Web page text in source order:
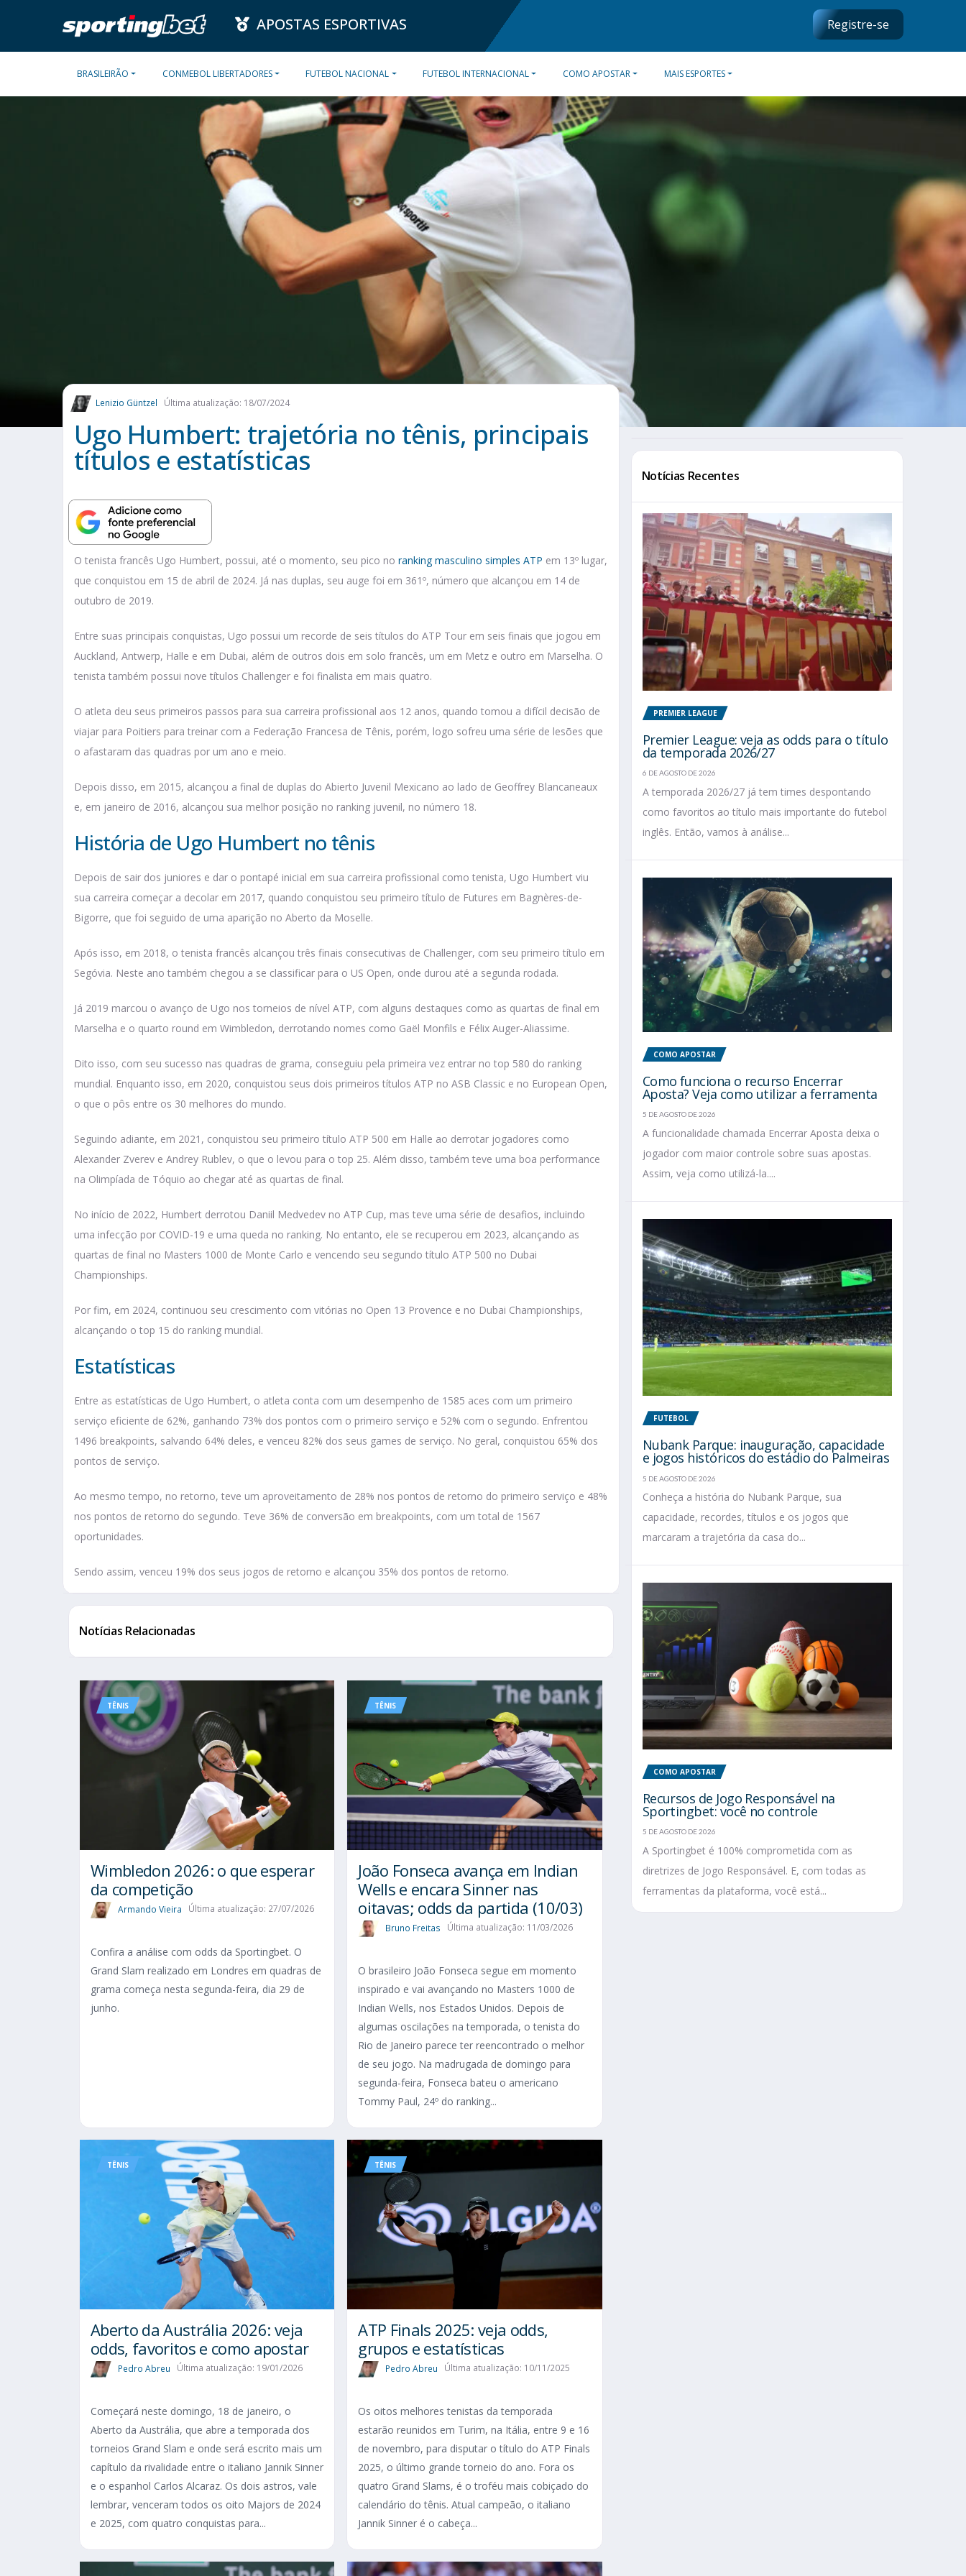
APOSTAS ESPORTIVAS Registre-se
BRASILEIRÃO CONMEBOL LIBERTADORES FUTEBOL NACIONAL FUTEBOL INTERNACIONAL COMO APOSTAR MAIS ESPORTES
Lenizio Güntzel Última atualização: 18/07/2024
Ugo Humbert: trajetória no tênis, principais
títulos e estatísticas
O tenista francês Ugo Humbert, possui, até o momento, seu pico no ranking masculino simples ATP em 13º lugar,
que conquistou em 15 de abril de 2024. Já nas duplas, seu auge foi em 361º, número que alcançou em 14 de
outubro de 2019.
Entre suas principais conquistas, Ugo possui um recorde de seis títulos do ATP Tour em seis finais que jogou em
Auckland, Antwerp, Halle e em Dubai, além de outros dois em solo francês, um em Metz e outro em Marselha. O
tenista também possui nove títulos Challenger e foi finalista em mais quatro.
O atleta deu seus primeiros passos para sua carreira profissional aos 12 anos, quando tomou a difícil decisão de
viajar para Poitiers para treinar com a Federação Francesa de Tênis, porém, logo sofreu uma série de lesões que
o afastaram das quadras por um ano e meio.
Depois disso, em 2015, alcançou a final de duplas do Abierto Juvenil Mexicano ao lado de Geoffrey Blancaneaux
e, em janeiro de 2016, alcançou sua melhor posição no ranking juvenil, no número 18.
História de Ugo Humbert no tênis
Depois de sair dos juniores e dar o pontapé inicial em sua carreira profissional como tenista, Ugo Humbert viu
sua carreira começar a decolar em 2017, quando conquistou seu primeiro título de Futures em Bagnères-de-
Bigorre, que foi seguido de uma aparição no Aberto da Moselle.
Após isso, em 2018, o tenista francês alcançou três finais consecutivas de Challenger, com seu primeiro título em
Segóvia. Neste ano também chegou a se classificar para o US Open, onde durou até a segunda rodada.
Já 2019 marcou o avanço de Ugo nos torneios de nível ATP, com alguns destaques como as quartas de final em
Marselha e o quarto round em Wimbledon, derrotando nomes como Gaël Monfils e Félix Auger-Aliassime.
Dito isso, com seu sucesso nas quadras de grama, conseguiu pela primeira vez entrar no top 580 do ranking
mundial. Enquanto isso, em 2020, conquistou seus dois primeiros títulos ATP no ASB Classic e no European Open,
o que o pôs entre os 30 melhores do mundo.
Seguindo adiante, em 2021, conquistou seu primeiro título ATP 500 em Halle ao derrotar jogadores como
Alexander Zverev e Andrey Rublev, o que o levou para o top 25. Além disso, também teve uma boa performance
na Olimpíada de Tóquio ao chegar até as quartas de final.
No início de 2022, Humbert derrotou Daniil Medvedev no ATP Cup, mas teve uma série de desafios, incluindo
uma infecção por COVID-19 e uma queda no ranking. No entanto, ele se recuperou em 2023, alcançando as
quartas de final no Masters 1000 de Monte Carlo e vencendo seu segundo título ATP 500 no Dubai
Championships.
Por fim, em 2024, continuou seu crescimento com vitórias no Open 13 Provence e no Dubai Championships,
alcançando o top 15 do ranking mundial.
Estatísticas
Entre as estatísticas de Ugo Humbert, o atleta conta com um desempenho de 1585 aces com um primeiro
serviço eficiente de 62%, ganhando 73% dos pontos com o primeiro serviço e 52% com o segundo. Enfrentou
1496 breakpoints, salvando 64% deles, e venceu 82% dos seus games de serviço. No geral, conquistou 65% dos
pontos de serviço.
Ao mesmo tempo, no retorno, teve um aproveitamento de 28% nos pontos de retorno do primeiro serviço e 48%
nos pontos de retorno do segundo. Teve 36% de conversão em breakpoints, com um total de 1567
oportunidades.
Sendo assim, venceu 19% dos seus jogos de retorno e alcançou 35% dos pontos de retorno.
Notícias Relacionadas
TÊNIS
Wimbledon 2026: o que esperar
da competição
Armando Vieira Última atualização: 27/07/2026
Confira a análise com odds da Sportingbet. O
Grand Slam realizado em Londres em quadras de
grama começa nesta segunda-feira, dia 29 de
junho.
TÊNIS
João Fonseca avança em Indian
Wells e encara Sinner nas
oitavas; odds da partida (10/03)
Bruno Freitas Última atualização: 11/03/2026
O brasileiro João Fonseca segue em momento
inspirado e vai avançando no Masters 1000 de
Indian Wells, nos Estados Unidos. Depois de
algumas oscilações na temporada, o tenista do
Rio de Janeiro parece ter reencontrado o melhor
de seu jogo. Na madrugada de domingo para
segunda-feira, Fonseca bateu o americano
Tommy Paul, 24º do ranking...
TÊNIS
Aberto da Austrália 2026: veja
odds, favoritos e como apostar
Pedro Abreu Última atualização: 19/01/2026
Começará neste domingo, 18 de janeiro, o
Aberto da Austrália, que abre a temporada dos
torneios Grand Slam e onde será escrito mais um
capítulo da rivalidade entre o italiano Jannik Sinner
e o espanhol Carlos Alcaraz. Os dois astros, vale
lembrar, venceram todos os oito Majors de 2024
e 2025, com quatro conquistas para...
TÊNIS
ATP Finals 2025: veja odds,
grupos e estatísticas
Pedro Abreu Última atualização: 10/11/2025
Os oitos melhores tenistas da temporada
estarão reunidos em Turim, na Itália, entre 9 e 16
de novembro, para disputar o título do ATP Finals
2025, o último grande torneio do ano. Fora os
quatro Grand Slams, é o troféu mais cobiçado do
calendário do tênis. Atual campeão, o italiano
Jannik Sinner é o cabeça...
Notícias Recentes
PREMIER LEAGUE
Premier League: veja as odds para o título
da temporada 2026/27
6 DE AGOSTO DE 2026
A temporada 2026/27 já tem times despontando
como favoritos ao título mais importante do futebol
inglês. Então, vamos à análise...
COMO APOSTAR
Como funciona o recurso Encerrar
Aposta? Veja como utilizar a ferramenta
5 DE AGOSTO DE 2026
A funcionalidade chamada Encerrar Aposta deixa o
jogador com maior controle sobre suas apostas.
Assim, veja como utilizá-la....
FUTEBOL
Nubank Parque: inauguração, capacidade
e jogos históricos do estádio do Palmeiras
5 DE AGOSTO DE 2026
Conheça a história do Nubank Parque, sua
capacidade, recordes, títulos e os jogos que
marcaram a trajetória da casa do...
COMO APOSTAR
Recursos de Jogo Responsável na
Sportingbet: você no controle
5 DE AGOSTO DE 2026
A Sportingbet é 100% comprometida com as
diretrizes de Jogo Responsável. E, com todas as
ferramentas da plataforma, você está...